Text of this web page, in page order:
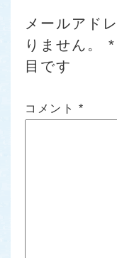
メールアド
りません。
*
目です
コメント *